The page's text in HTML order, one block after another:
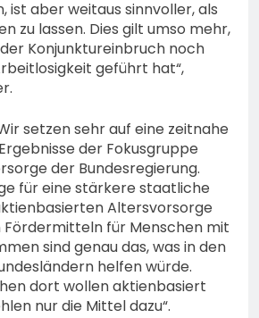
ist aber weitaus sinnvoller, als
zu lassen. Dies gilt umso mehr,
Konjunktureinbruch noch
geführt hat“,
setzen sehr auf eine zeitnahe
der Fokusgruppe
der Bundesregierung.
für eine stärkere staatliche
Altersvorsorge
Fördermitteln für Menschen mit
sind genau das, was in den
helfen würde.
dort wollen aktienbasiert
nur die Mittel dazu“.